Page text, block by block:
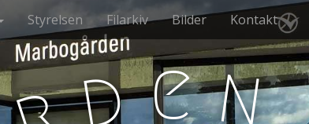
Styrelsen Filarkiv Bilder Kontakt
d e n